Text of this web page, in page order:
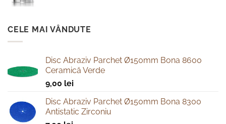
CELE MAI VÂNDUTE
Disc Abraziv Parchet Ø150mm Bona 8600
Ceramică Verde
9,00 lei
Disc Abraziv Parchet Ø150mm Bona 8300
Antistatic Zirconiu